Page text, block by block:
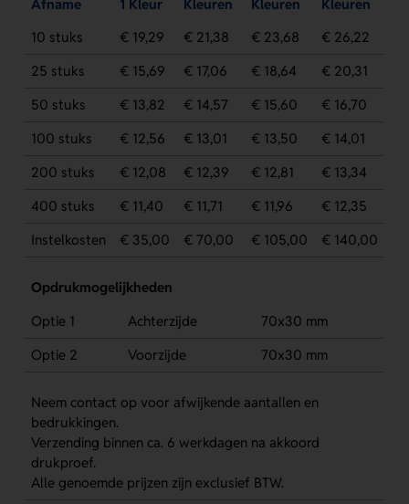
Afname 1 Kleur Kleuren Kleuren
Kleuren
10 stuks
€ 19,29 € 21,38 € 23,68
€ 26,22
25 stuks
€ 15,69 € 17,06 € 18,64
€ 20,31
50 stuks
€ 13,82 € 14,57 € 15,60
€ 16,70
100 stuks
€ 12,56 € 13,01 € 13,50
€ 14,01
200 stuks
€ 12,08 € 12,39 € 12,81
€ 13,34
400 stuks
€ 11,40 € 11,71 € 11,96
€ 12,35
Instelkosten
€ 35,00 € 70,00 € 105,00 € 140,00
Opdrukmogelijkheden
Optie 1
Achterzijde
70x30 mm
Optie 2
Voorzijde 70x30 mm
Neem contact op voor afwijkende aantallen en
bedrukkingen.
Verzending binnen ca. 6 werkdagen na akkoord
drukproef.
Alle genoemde prijzen zijn exclusief BTW.